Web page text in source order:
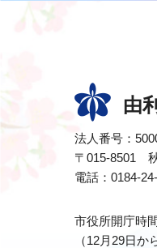
由
法人番号：
〒015-8501
電話：0184-
市役所開庁時
（12月29日か